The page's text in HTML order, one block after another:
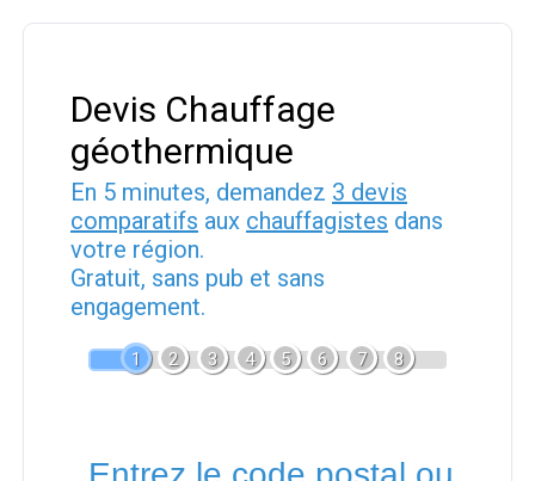
Devis Chauffage
géothermique
En 5 minutes, demandez 3 devis
comparatifs aux chauffagistes dans
votre région.
Gratuit, sans pub et sans
engagement.
1 2 3 4 5 6 7 8